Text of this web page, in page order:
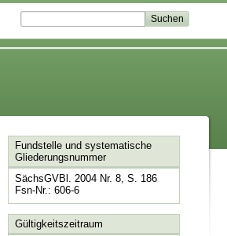
Fundstelle und systematische
Gliederungsnummer
SächsGVBl. 2004 Nr. 8, S. 186
Fsn-Nr.: 606-6
Gültigkeitszeitraum